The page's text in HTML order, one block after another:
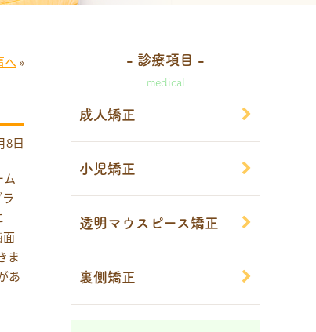
へ »
8日
ム
面
ま
あ
- 診療項目 -
medical
成人矯正
小児矯正
透明マウスピース矯正
裏側矯正